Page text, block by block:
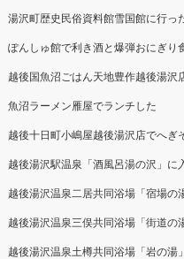
湯沢町歴史民俗資料館雪国館に行っ
ぽんしゅ館で利き酒と爆弾おにぎり
越後国魚沼ごはん天地豊作越後湯沢
魚沼ラーメン雁屋でランチした
越後十日町小嶋屋越後湯沢店でへぎ
越後湯沢駅温泉「酒風呂湯の沢」に
越後湯沢温泉二居共同浴場「宿場の
越後湯沢温泉三俣共同浴場「街道の
越後湯沢温泉土樽共同浴場「岩の湯」